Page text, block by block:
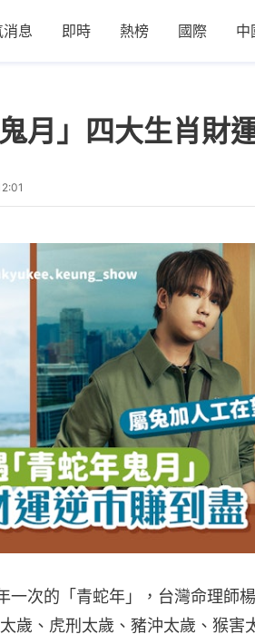
消息 即時 熱榜 國際 中
月」四大生肖
次的「青蛇年」，台灣命理師
歲、虎刑太歲、豬沖太歲、猴害